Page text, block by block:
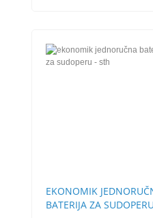
EKONOMIK
BATERIJA ZA